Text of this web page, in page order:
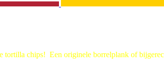
tortilla chips! Een originele borrelplank of